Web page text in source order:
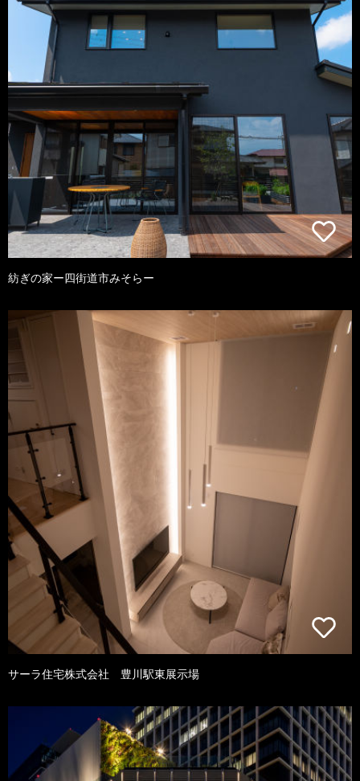
紡ぎの家ー四街道市みそらー
サーラ住宅株式会社 豊川駅東展示場